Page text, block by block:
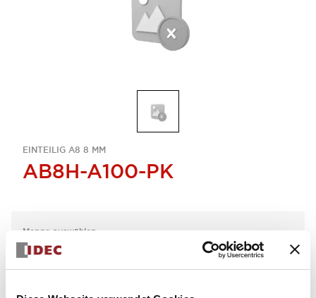
EINTEILIG A8 8 MM
AB8H-A100-PK
Menge auswählen
zum Zitat hinzufügen